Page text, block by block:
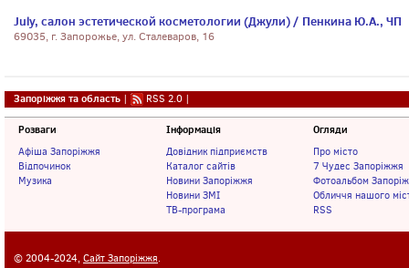
July, салон эстетической косметологии (Джули) / Пенкина Ю.А., ЧП
69035, г. Запорожье, ул. Сталеваров, 16
Запоріжжя та область | RSS 2.0 |
Розваги
Афіша Запоріжжя
Відпочинок
Музика
Інформація
Довідник підприємств
Каталог сайтів
Новини Запоріжжя
Новини ЗМІ
ТВ-програма
Огляди
Про місто
7 Чудес Запоріжжя
Фотоальбом
Обличчя нашого
RSS
© 2004-2024, Сайт Запоріжжя.